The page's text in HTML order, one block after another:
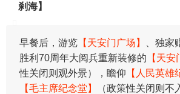
刹海】
早餐后，游览 【天安门广场】
、独
胜利70周年大阅兵重新装修的 【天安
性关闭则观外景），瞻仰 【人民英雄
【毛主席纪念堂】
（政策性关闭则